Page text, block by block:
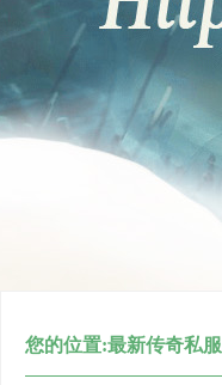
您的位置:最新传奇私服